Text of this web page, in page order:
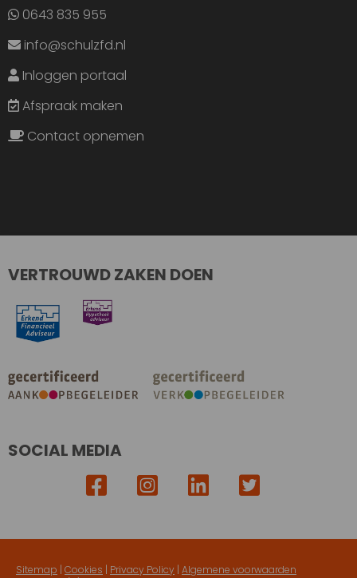
0643 835 955
info@schulzfd.nl
Inloggen portaal
Afspraak maken
Contact opnemen
VERTROUWD ZAKEN DOEN
SOCIAL MEDIA
Sitemap | Cookies | Privacy Policy | Algemene voorwaarden